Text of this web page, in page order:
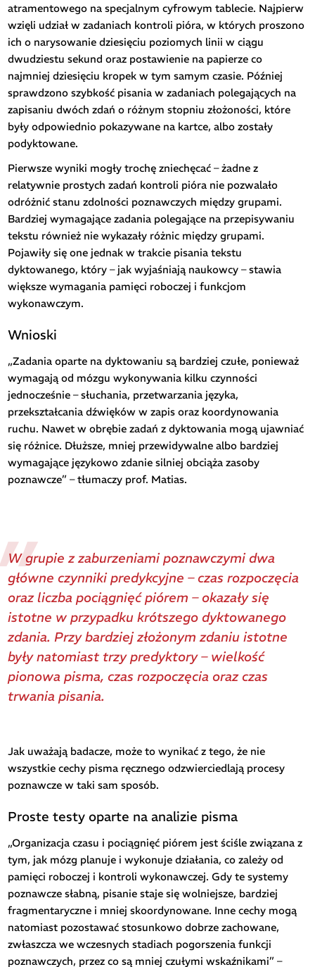
atramentowego na specjalnym cyfrowym tablecie. Najpierw
wzięli udział w zadaniach kontroli pióra, w których proszono
ich o narysowanie dziesięciu poziomych linii w ciągu
dwudziestu sekund oraz postawienie na papierze co
najmniej dziesięciu kropek w tym samym czasie. Później
sprawdzono szybkość pisania w zadaniach polegających na
zapisaniu dwóch zdań o różnym stopniu złożoności, które
były odpowiednio pokazywane na kartce, albo zostały
podyktowane.
Pierwsze wyniki mogły trochę zniechęcać – żadne z
relatywnie prostych zadań kontroli pióra nie pozwalało
odróżnić stanu zdolności poznawczych między grupami.
Bardziej wymagające zadania polegające na przepisywaniu
tekstu również nie wykazały różnic między grupami.
Pojawiły się one jednak w trakcie pisania tekstu
dyktowanego, który – jak wyjaśniają naukowcy – stawia
większe wymagania pamięci roboczej i funkcjom
wykonawczym.
Wnioski
„Zadania oparte na dyktowaniu są bardziej czułe, ponieważ
wymagają od mózgu wykonywania kilku czynności
jednocześnie – słuchania, przetwarzania języka,
przekształcania dźwięków w zapis oraz koordynowania
ruchu. Nawet w obrębie zadań z dyktowania mogą ujawniać
się różnice. Dłuższe, mniej przewidywalne albo bardziej
wymagające językowo zdanie silniej obciąża zasoby
poznawcze” – tłumaczy prof. Matias.
W grupie z zaburzeniami poznawczymi dwa
główne czynniki predykcyjne – czas rozpoczęcia
oraz liczba pociągnięć piórem – okazały się
istotne w przypadku krótszego dyktowanego
zdania. Przy bardziej złożonym zdaniu istotne
były natomiast trzy predyktory – wielkość
pionowa pisma, czas rozpoczęcia oraz czas
trwania pisania.
Jak uważają badacze, może to wynikać z tego, że nie
wszystkie cechy pisma ręcznego odzwierciedlają procesy
poznawcze w taki sam sposób.
Proste testy oparte na analizie pisma
„Organizacja czasu i pociągnięć piórem jest ściśle związana z
tym, jak mózg planuje i wykonuje działania, co zależy od
pamięci roboczej i kontroli wykonawczej. Gdy te systemy
poznawcze słabną, pisanie staje się wolniejsze, bardziej
fragmentaryczne i mniej skoordynowane. Inne cechy mogą
natomiast pozostawać stosunkowo dobrze zachowane,
zwłaszcza we wczesnych stadiach pogorszenia funkcji
poznawczych, przez co są mniej czułymi wskaźnikami” –